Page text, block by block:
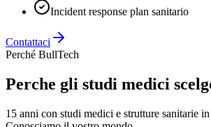
Incident response plan sanitario
Contattaci
Perché BullTech
Perche gli studi medici
15 anni con studi medici e strutture sanitarie